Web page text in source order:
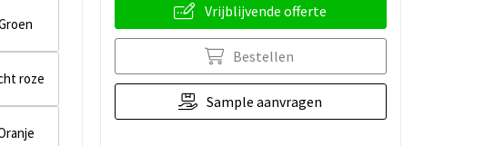
roze
Vrijblijvende offerte
Bestellen
Sample aanvragen